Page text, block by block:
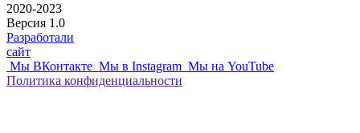
2020-2023
Версия 1.0
Разработали
сайт
Мы ВКонтакте Мы в Instagram Мы на YouTube
Политика конфиденциальности